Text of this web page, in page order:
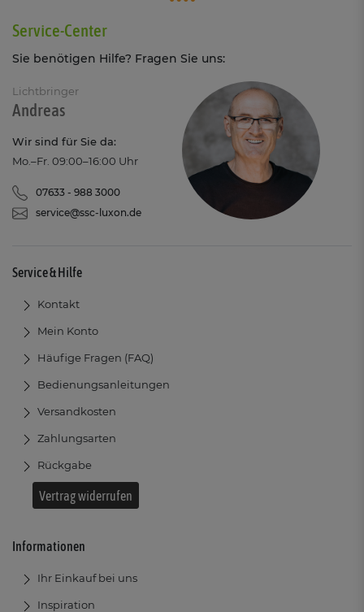
Service-Center
Sie benötigen Hilfe? Fragen Sie uns:
Lichtbringer
Andreas
Wir sind für Sie da:
Mo.–Fr. 09:00–16:00 Uhr
07633 - 988 3000
service@ssc-luxon.de
Service & Hilfe
Kontakt
Mein Konto
Häufige Fragen (FAQ)
Bedienungsanleitungen
Versandkosten
Zahlungsarten
Rückgabe
Vertrag widerrufen
Informationen
Ihr Einkauf bei uns
Inspiration